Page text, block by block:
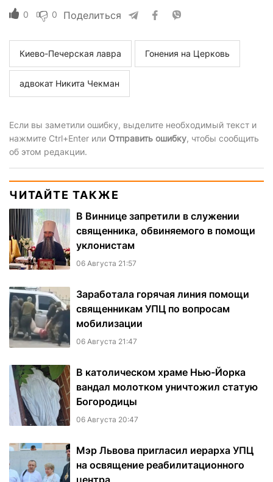
0 0 Поделиться
Киево-Печерская лавра Гонения на Церковь
адвокат Никита Чекман
Если вы заметили ошибку, выделите необходимый текст и
нажмите Ctrl+Enter или Отправить ошибку, чтобы сообщить
об этом редакции.
ЧИТАЙТЕ ТАКЖЕ
В Виннице запретили в служении
священника, обвиняемого в помощи
уклонистам
06 Августа 21:57
Заработала горячая линия помощи
священникам УПЦ по вопросам
мобилизации
06 Августа 21:47
В католическом храме Нью-Йорка
вандал молотком уничтожил статую
Богородицы
06 Августа 20:47
Мэр Львова пригласил иерарха УПЦ
на освящение реабилитационного
центра